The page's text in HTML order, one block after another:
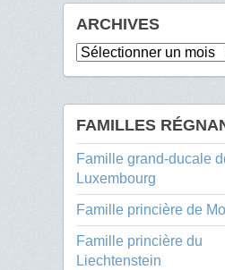
ARCHIVES
Archives
FAMILLES
Famille grand-ducale
Luxembourg
Famille princière de
Famille princière du
Liechtenstein